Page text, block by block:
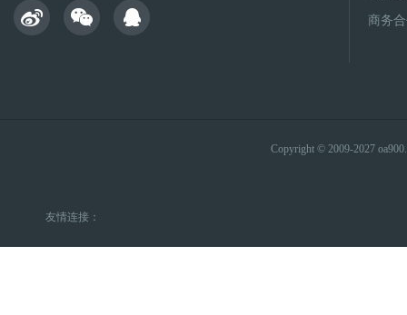
商务
Copyright © 2009-2027
友情连接：